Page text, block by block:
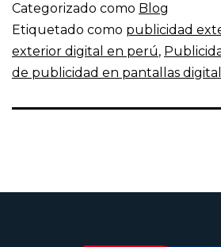
Categorizado como Blog
Etiquetado como publicidad
exterior digital en perú,
de publicidad en pantallas